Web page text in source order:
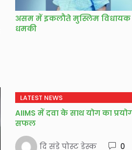
असम में इकलौते मुस्लिम विधायक
धमकी
LATEST NEWS
AIIMS में दवा के साथ योग का
सफल
दि संडे पोस्ट डेस्क 0